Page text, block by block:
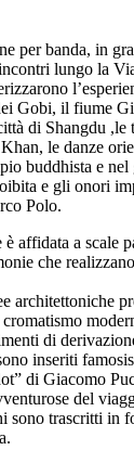
per banda, in
lungo la
Gobi, il fiume
di Shangdu
le danze
buddhista e
e gli onori
Polo.
affidata a scale
che
architettoniche
di
inseriti
di Giacomo
del
sono trascritti in